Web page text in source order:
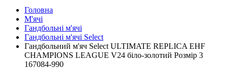
Головна
М'ячі
Гандбольні м'ячі
Гандбольні м'ячі Select
Гандбольний м'яч Select ULTIMATE REPLICA EHF
CHAMPIONS LEAGUE V24 біло-золотий Розмір 3
167084-990